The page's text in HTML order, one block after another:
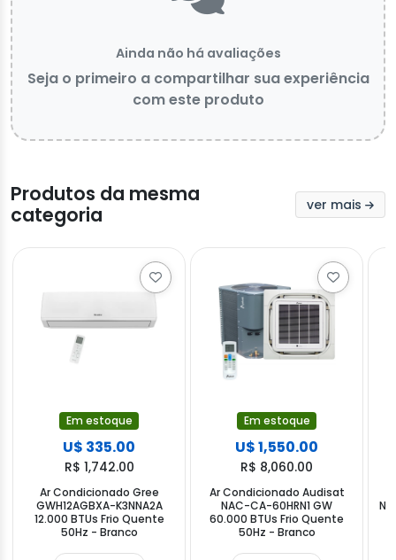
Ainda não há avaliações
Seja o primeiro a compartilhar sua experiência
com este produto
Produtos da mesma
categoria
ver mais
Em estoque
U$ 335.00
R$ 1,742.00
Ar Condicionado Gree
GWH12AGBXA-K3NNA2A
12.000 BTUs Frio Quente
50Hz - Branco
Em estoque
U$ 1,550.00
R$ 8,060.00
Ar Condicionado Audisat
NAC-CA-60HRN1 GW
60.000 BTUs Frio Quente
50Hz - Branco